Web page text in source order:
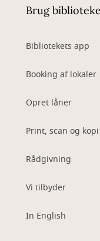
Brug
Bibliotekets app
Booking af lokaler
Opret låner
Print, scan og kopi
Rådgivning
Vi tilbyder
In English